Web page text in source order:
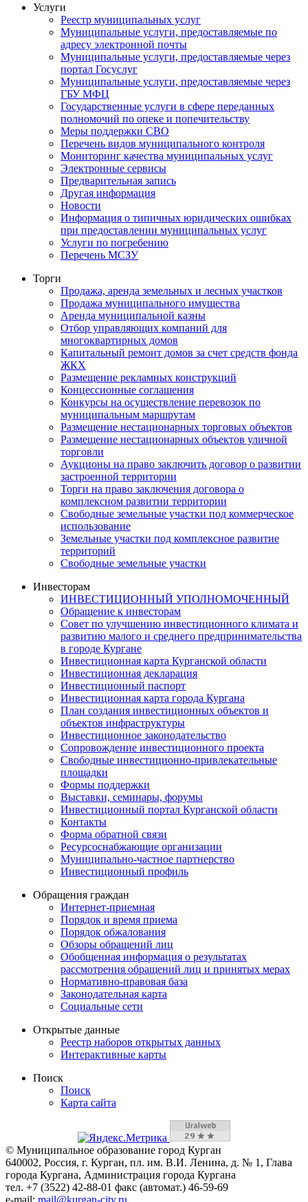
Услуги
Реестр муниципальных услуг
Муниципальные услуги, предоставляемые по
адресу электронной почты
Муниципальные услуги, предоставляемые через
портал Госуслуг
Муниципальные услуги, предоставляемые через
ГБУ МФЦ
Государственные услуги в сфере переданных
полномочий по опеке и попечительству
Меры поддержки СВО
Перечень видов муниципального контроля
Мониторинг качества муниципальных услуг
Электронные сервисы
Предварительная запись
Другая информация
Новости
Информация о типичных юридических ошибках
при предоставлении муниципальных услуг
Услуги по погребению
Перечень МСЗУ
Торги
Продажа, аренда земельных и лесных участков
Продажа муниципального имущества
Аренда муниципальной казны
Отбор управляющих компаний для
многоквартирных домов
Капитальный ремонт домов за счет средств фонда
ЖКХ
Размещение рекламных конструкций
Концессионные соглашения
Конкурсы на осуществление перевозок по
муниципальным маршрутам
Размещение нестационарных торговых объектов
Размещение нестационарных объектов уличной
торговли
Аукционы на право заключить договор о развитии
застроенной территории
Торги на право заключения договора о
комплексном развитии территории
Свободные земельные участки под коммерческое
использование
Земельные участки под комплексное развитие
территорий
Свободные земельные участки
Инвесторам
ИНВЕСТИЦИОННЫЙ УПОЛНОМОЧЕННЫЙ
Обращение к инвесторам
Совет по улучшению инвестиционного климата и
развитию малого и среднего предпринимательства
в городе Кургане
Инвестиционная карта Курганской области
Инвестиционная декларация
Инвестиционный паспорт
Инвестиционная карта города Кургана
План создания инвестиционных объектов и
объектов инфраструктуры
Инвестиционное законодательство
Сопровождение инвестиционного проекта
Свободные инвестиционно-привлекательные
площадки
Формы поддержки
Выставки, семинары, форумы
Инвестиционный портал Курганской области
Контакты
Форма обратной связи
Ресурсоснабжающие организации
Муниципально-частное партнерство
Инвестиционный профиль
Обращения граждан
Интернет-приемная
Порядок и время приема
Порядок обжалования
Обзоры обращений лиц
Обобщенная информация о результатах
рассмотрения обращений лиц и принятых мерах
Нормативно-правовая база
Законодательная карта
Социальные сети
Открытые данные
Реестр наборов открытых данных
Интерактивные карты
Поиск
Поиск
Карта сайта
© Муниципальное образование город Курган
640002, Россия, г. Курган, пл. им. В.И. Ленина, д. № 1, Глава
города Кургана, Администрация города Кургана
тел. +7 (3522) 42-88-01 факс (автомат.) 46-59-69
e-mail: mail@kurgan-city.ru